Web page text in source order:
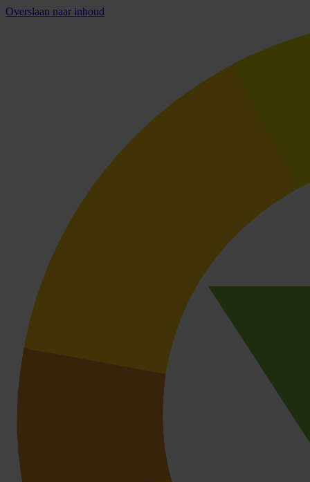
Overslaan naar inhoud